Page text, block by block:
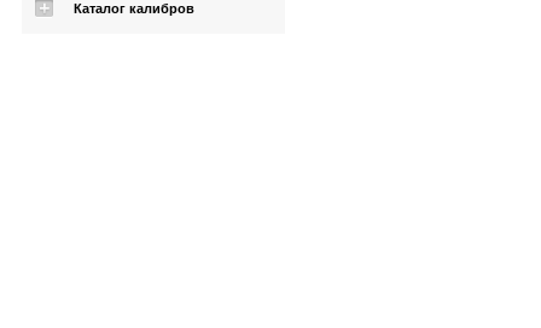
Каталог калибров